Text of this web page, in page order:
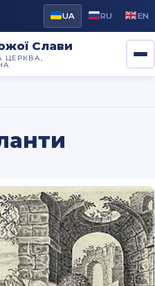
UA RU EN
Слави
ЦЕРКВА,